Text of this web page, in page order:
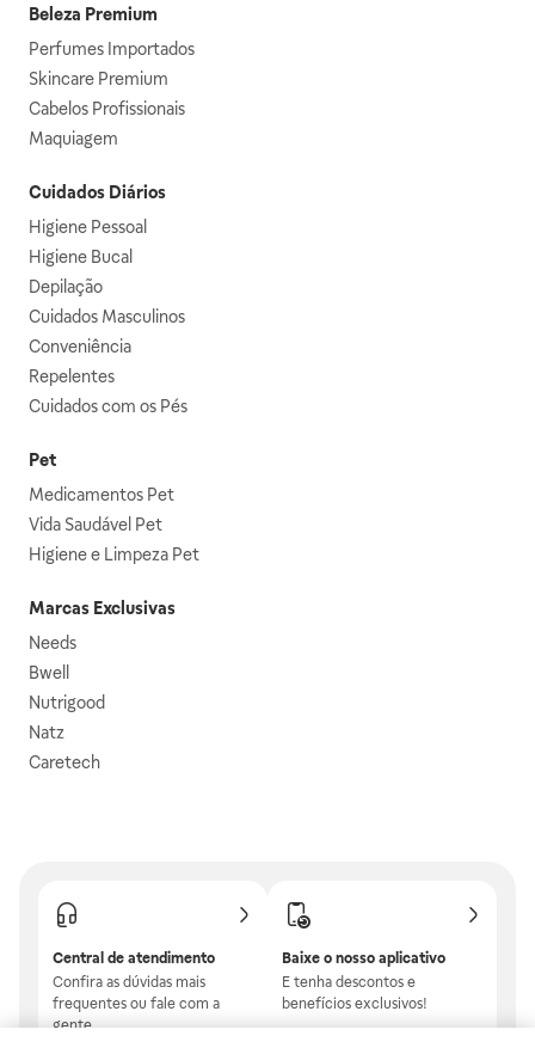
Beleza Premium
Perfumes Importados
Skincare Premium
Cabelos Profissionais
Maquiagem
Cuidados Diários
Higiene Pessoal
Higiene Bucal
Depilação
Cuidados Masculinos
Conveniência
Repelentes
Cuidados com os Pés
Pet
Medicamentos Pet
Vida Saudável Pet
Higiene e Limpeza Pet
Marcas Exclusivas
Needs
Bwell
Nutrigood
Natz
Caretech
Central de atendimento
Confira as dúvidas mais
frequentes ou fale com a
gente.
Baixe o nosso aplicativo
E tenha descontos e
benefícios exclusivos!